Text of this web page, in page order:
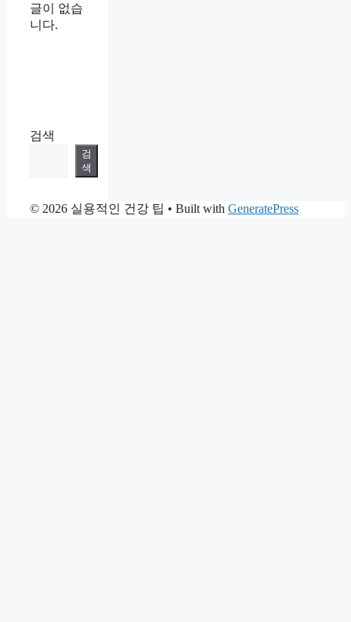
글이 없습
니다.
검색
검
색
© 2026 실용적인 건강 팁 • Built with GeneratePress